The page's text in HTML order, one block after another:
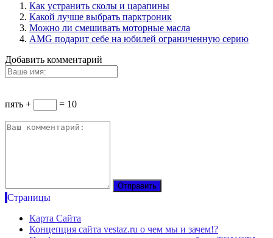
Как устранить сколы и царапины
Какой лучше выбрать парктроник
Можно ли смешивать моторные масла
AMG подарит себе на юбилей ограниченную серию
Добавить комментарий
пять + = 10
Страницы
Карта Сайта
Концепция сайта vestaz.ru о чем мы и зачем!?